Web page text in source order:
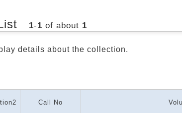
1-1 of about 1
details about the collection.
Call No